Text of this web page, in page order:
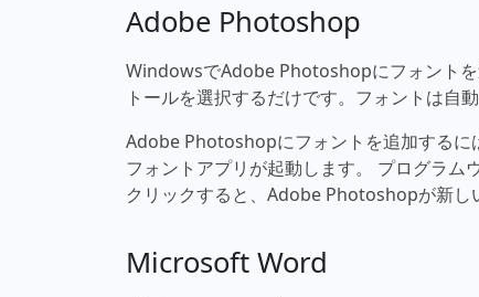
Adobe Photoshop
WindowsでAdobe Photoshopにフォント
トールを選択するだけです。フォントは自
Adobe Photoshopにフォントを追加するに
フォントアプリが起動します。 プログラム
クリックすると、Adobe Photoshopが新し
Microsoft Word